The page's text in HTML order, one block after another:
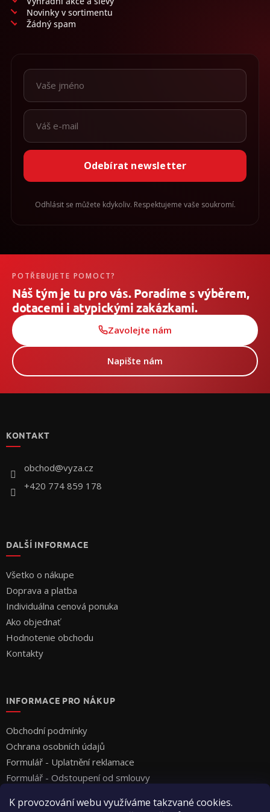
K provozování webu využíváme takzvané cookies.
Novinky v sortimentu
Žádný spam
Odebírat newsletter
Odhlásit se můžete kdykoliv. Respektujeme vaše soukromí.
POTŘEBUJETE POMOCT?
Náš tým je tu pro vás. Poradíme s výběrem,
dotacemi i atypickými zakázkami.
Zavolejte nám
Napište nám
KONTAKT
obchod@vyza.cz
+420 774 859 178
DALŠÍ INFORMACE
Všetko o nákupe
Doprava a platba
Individuálna cenová ponuka
Ako objednať
Hodnotenie obchodu
Kontakty
INFORMACE PRO NÁKUP
Obchodní podmínky
Ochrana osobních údajů
Formulář - Uplatnění reklamace
Formulář - Odstoupení od smlouvy